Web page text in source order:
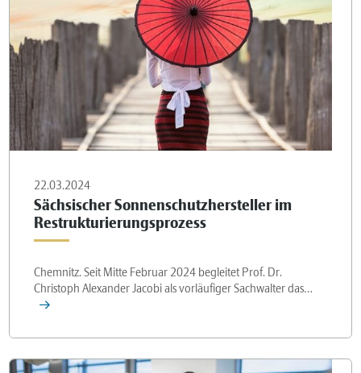
22.03.2024
Sächsischer Sonnenschutzhersteller im
Restrukturierungsprozess
Chemnitz. Seit Mitte Februar 2024 begleitet Prof. Dr.
Christoph Alexander Jacobi als vorläufiger Sachwalter das…